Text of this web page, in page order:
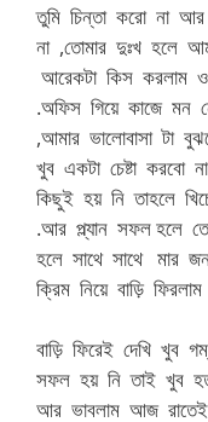
তুমি চিন্তা করো না
না ,তোমার দুঃখ হলে
আরেকটা কিস করলাম
.অফিস গিয়ে কাজে মন
,আমার ভালোবাসা টা
খুব একটা চেষ্টা করবো
কিছুই হয় নি তাহলে
.আর প্ল্যান সফল হলে
হলে সাথে সাথে মার
ক্রিম নিয়ে বাড়ি
বাড়ি ফিরেই দেখি খুব
সফল হয় নি তাই খুব
আর ভাবলাম আজ রাতেই